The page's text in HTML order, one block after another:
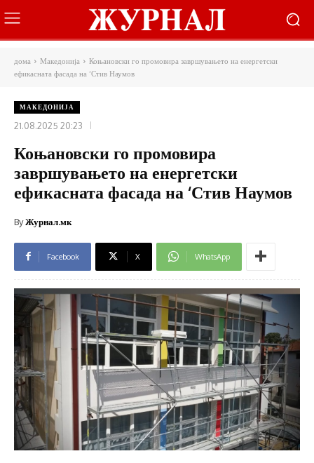
дома Македонија
Коњановски го промовира завршувањето на енергетски
ефикасната фасада на ‘Стив Наумов
МАКЕДОНИЈА
21.08.2025 20:23
Коњановски го промовира
завршувањето на енергетски
ефикасната фасада на ‘Стив Наумов
ByЖурнал.мк
Facebook X WhatsApp